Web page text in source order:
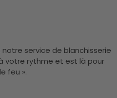
service de blanchisserie
votre rythme et est là pour
feu ».